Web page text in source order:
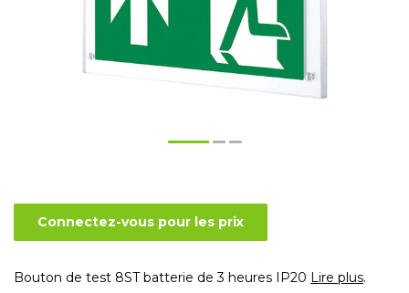
Connectez-vous pour les prix
Bouton de test 8ST batterie de 3 heures IP20 Lire plus.